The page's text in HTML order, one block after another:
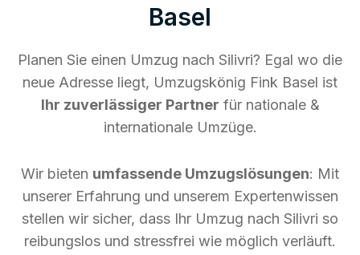
Basel
Planen Sie einen Umzug nach Silivri? Egal wo die
neue Adresse liegt, Umzugskönig Fink Basel ist
Ihr zuverlässiger Partner für nationale &
internationale Umzüge.
Wir bieten umfassende Umzugslösungen: Mit
unserer Erfahrung und unserem Expertenwissen
stellen wir sicher, dass Ihr Umzug nach Silivri so
reibungslos und stressfrei wie möglich verläuft.